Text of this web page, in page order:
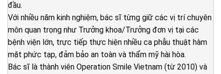
đầu.
Với nhiều năm kinh nghiệm, bác sĩ từng giữ các vị trí chuyên
môn quan trọng như Trưởng khoa/Trưởng đơn vị tại các
bệnh viện lớn, trực tiếp thực hiện nhiều ca phẫu thuật hàm
mặt phức tạp, đảm bảo an toàn và thẩm mỹ hài hòa.
Bác sĩ là thành viên Operation Smile Vietnam (từ 2010) và